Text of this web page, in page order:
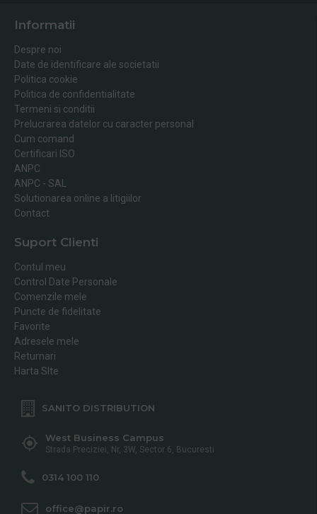
Informatii
Despre noi
Date de identificare ale societatii
Politica cookie
Politica de confidentialitate
Termeni si conditii
Prelucrarea datelor cu caracter personal
Cum comand
Certificari ISO
ANPC
ANPC - SAL
Solutionarea online a litigiilor
Contact
Suport Clienti
Contul meu
Control Date Personale
Comenzile mele
Puncte de fidelitate
Favorite
Adresele mele
Returnari
Harta SIte
SANITO DISTRIBUTION
West Business Campus
Strada Preciziei, Nr, 3W, Sector 6, Bucuresti
0314 100 110
office@papir.ro